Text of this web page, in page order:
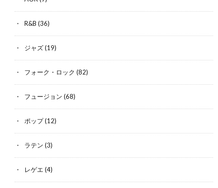
R&B (36)
ジャズ(19)
フォーク・ロック (82)
フュージョン (68)
ポップ(12)
ラテン (3)
レゲエ (4)